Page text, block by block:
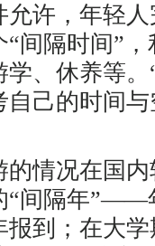
许，年轻
间隔时间”
、休养等
己的时间
情况在国内
“间隔年”——
到；在大